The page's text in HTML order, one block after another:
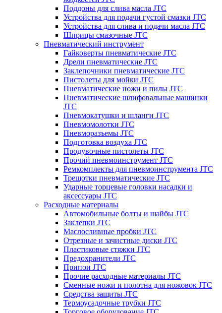
Поддоны для слива масла JTC
Устройства для подачи густой смазки JTC
Устройства для слива и подачи масла JTC
Шприцы смазочные JTC
Пневматический инструмент
Гайковерты пневматические JTC
Дрели пневматические JTC
Заклепочники пневматические JTC
Пистолеты для мойки JTC
Пневматические ножи и пилы JTC
Пневматические шлифовальные машинки
JTC
Пневмокатушки и шланги JTC
Пневмомолотки JTC
Пневморазъемы JTC
Подготовка воздуха JTC
Продувочные пистолеты JTC
Прочий пневмоинструмент JTC
Ремкомплекты для пневмоинструмента JTC
Трещотки пневматические JTC
Ударные торцевые головки насадки и
аксессуары JTC
Расходные материалы
Автомобильные болты и шайбы JTC
Заклепки JTC
Маслосливные пробки JTC
Отрезные и зачистные диски JTC
Пластиковые стяжки JTC
Предохранители JTC
Припои JTC
Прочие расходные материалы JTC
Сменные ножи и полотна для ножовок JTC
Средства защиты JTC
Термоусадочные трубки JTC